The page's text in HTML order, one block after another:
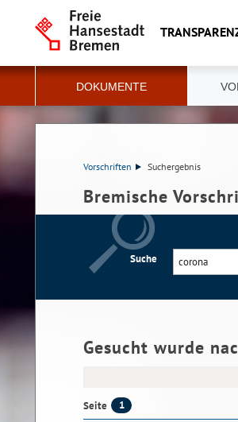
DOKUMENTE
Vorschriften Suchergebnis
Bremische
Suche
Gesucht wurde
Seite 1